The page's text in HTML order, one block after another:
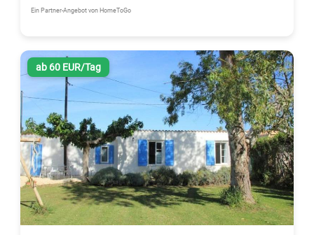
Ein Partner-Angebot von HomeToGo
ab 60 EUR/Tag